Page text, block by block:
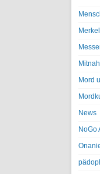
Mord
News
NoGo